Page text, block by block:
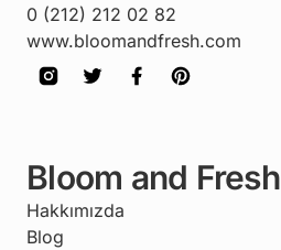
0 (212) 212 02 82
www.bloomandfresh.com
Bloom and Fresh
Hakkımızda
Blog